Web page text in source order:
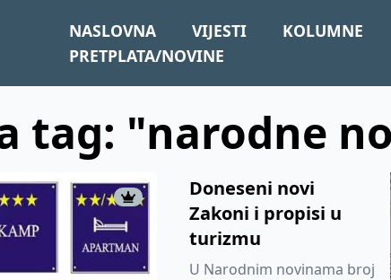
NASLOVNA VIJESTI KOLUMNE
PRETPLATA/NOVINE
tag: "narodne
Doneseni novi
Zakoni i propisi u
turizmu
U Narodnim novinama broj